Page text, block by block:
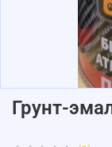
Грунт-